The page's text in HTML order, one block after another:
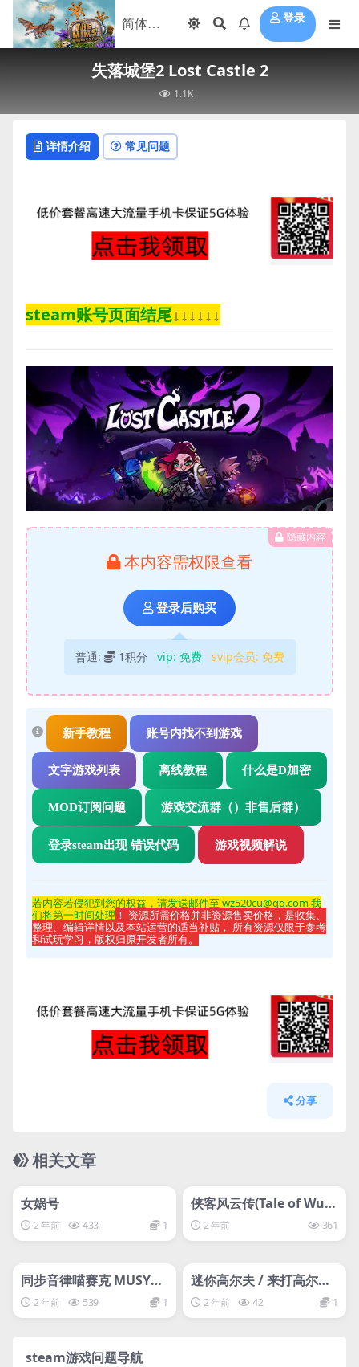
登录
失落城堡2 Lost Castle 2
1.1K
详情介绍 常见问题
steam账号页面结尾↓↓↓↓↓↓
隐藏内容
本内容需权限查看
登录后购买
普通: 1积分 vip: 免费 svip会员: 免费
新手教程 账号内找不到游戏
文字游戏列表 离线教程 什么是D加密
MOD订阅问题 游戏交流群（）非售后群）
登录steam出现 错误代码 游戏视频解说
若内容若侵犯到您的权益，请发送邮件至 wz520cu@qq.com 我
们将第一时间处理 ！ 资源所需价格并非资源售卖价格，是收集、
整理、编辑详情以及本站运营的适当补贴， 所有资源仅限于参考
和试玩学习，版权归原开发者所有。
分享
相关文章
女娲号
2 年前 433 1
侠客风云传(Tale of Wuxi
a) 2 年前 361
同步音律喵赛克 MUSYN
X 2 年前 539 1
svip专属
迷你高尔夫 / 来打高尔夫
吧 / Golf It!
2 年前 42 1
steam游戏问题导航